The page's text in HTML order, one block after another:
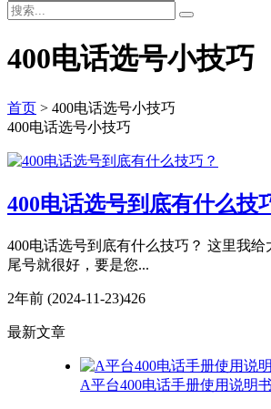
400电话选号小技巧
首页 > 400电话选号小技巧
400电话选号小技巧
400电话选号到底有什么技
400电话选号到底有什么技巧？ 这里我
尾号就很好，要是您...
2年前 (2024-11-23)426
最新文章
A平台400电话手册使用说明书